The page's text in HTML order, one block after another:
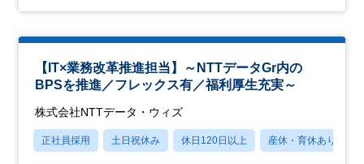
【IT×業務改革推進担当】～NTTデータGr内の
BPSを推進／フレックス有／福利厚生充実～
株式会社NTTデータ・ウィズ
正社員採用 土日祝休み 休日120日以上 産休・育休あり